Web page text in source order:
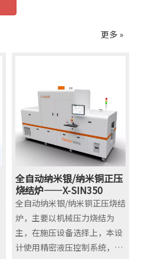
更多 »
全自动纳米银/纳米铜正压
烧结炉——X-SIN350
全自动纳米银/纳米铜正压烧结
炉，主要以机械压力烧结为
主，在施压设备选择上，本设
计使用精密液压控制系统，实